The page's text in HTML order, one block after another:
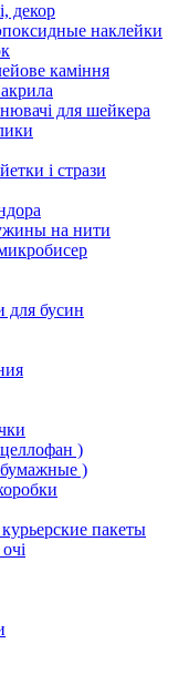
декор
наклейки
каміння
для шейкера
і стрази
на нити
бусин
)
)
пакеты